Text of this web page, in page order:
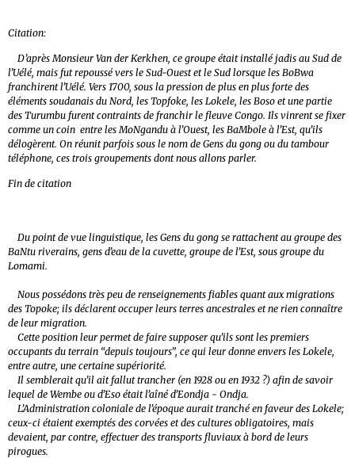
Citation:
D’après Monsieur Van der Kerkhen, ce groupe était installé jadis au Sud de
l’Uélé, mais fut repoussé vers le Sud-Ouest et le Sud lorsque les BoBwa
franchirent l’Uélé. Vers 1700, sous la pression de plus en plus forte des
éléments soudanais du Nord, les Topfoke, les Lokele, les Boso et une partie
des Turumbu furent contraints de franchir le fleuve Congo. Ils vinrent se fixer
comme un coin entre les MoNgandu à l’Ouest, les BaMbole à l’Est, qu’ils
délogèrent. On réunit parfois sous le nom de Gens du gong ou du tambour
téléphone, ces trois groupements dont nous allons parler.
Fin de citation
Du point de vue linguistique, les Gens du gong se rattachent au groupe des
BaNtu riverains, gens d’eau de la cuvette, groupe de l’Est, sous groupe du
Lomami.
Nous possédons très peu de renseignements fiables quant aux migrations
des Topoke; ils déclarent occuper leurs terres ancestrales et ne rien connaître
de leur migration.
Cette position leur permet de faire supposer qu’ils sont les premiers
occupants du terrain “depuis toujours”, ce qui leur donne envers les Lokele,
entre autre, une certaine supériorité.
Il semblerait qu’il ait fallut trancher (en 1928 ou en 1932 ?) afin de savoir
lequel de Wembe ou d’Eso était l’aîné d’Eondja - Ondja.
L’Administration coloniale de l’époque aurait tranché en faveur des Lokele;
ceux-ci étaient exemptés des corvées et des cultures obligatoires, mais
devaient, par contre, effectuer des transports fluviaux à bord de leurs
pirogues.